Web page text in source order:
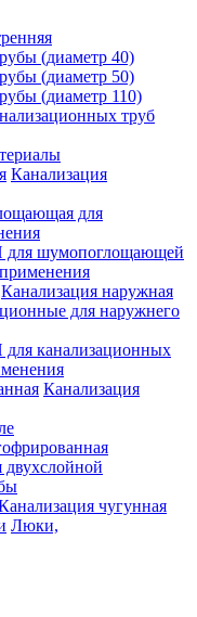
(диаметр 40)
(диаметр 50)
(диаметр 110)
труб
Канализация
для
для шумопоглощающей
Канализация наружная
для наружнего
канализационных
Канализация
чугунная
Люки,